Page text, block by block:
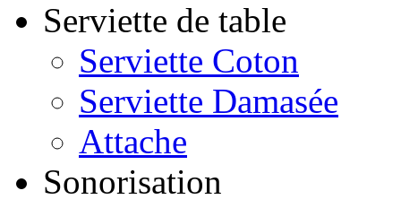
Serviette de table
Serviette Coton
Serviette Damasée
Attache
Sonorisation